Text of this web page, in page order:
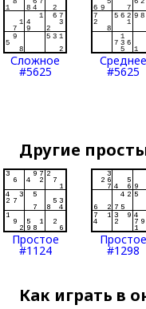
Сложное
#5625
Среднее
#5625
Другие
Простое
#1124
Простое
#1298
Как играть в